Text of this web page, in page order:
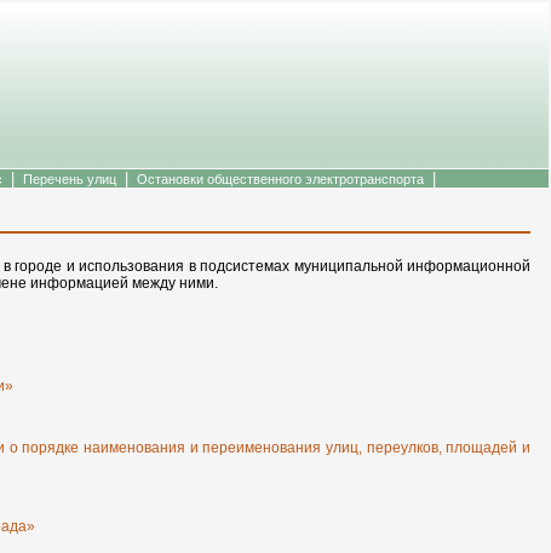
Перечень улиц Остановки общественного электротранспорта
и использования в подсистемах муниципальной информационной
информацией между ними.
порядке наименования и переименования улиц, переулков, площадей и